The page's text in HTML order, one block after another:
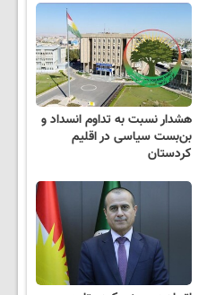
هشدار نسبت به تداوم انسداد و
بن‌بست سیاسی در اقلیم
کردستان